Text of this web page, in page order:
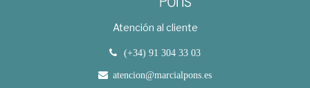
Atención al cliente
(+34) 91 304 33 03
atencion@marcialpons.es